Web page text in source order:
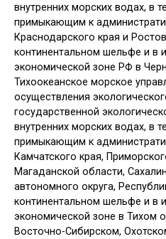
внутренних морских водах, в
примыкающим к
Краснодарского края и
континентальном шельфе и в
экономической зоне РФ в
Тихоокеанское морское
осуществления
государственной
внутренних морских водах, в
примыкающим к
Камчатского края,
Магаданской области,
автономного округа,
континентальном шельфе и в
экономической зоне в Тихом
Восточно-Сибирском,